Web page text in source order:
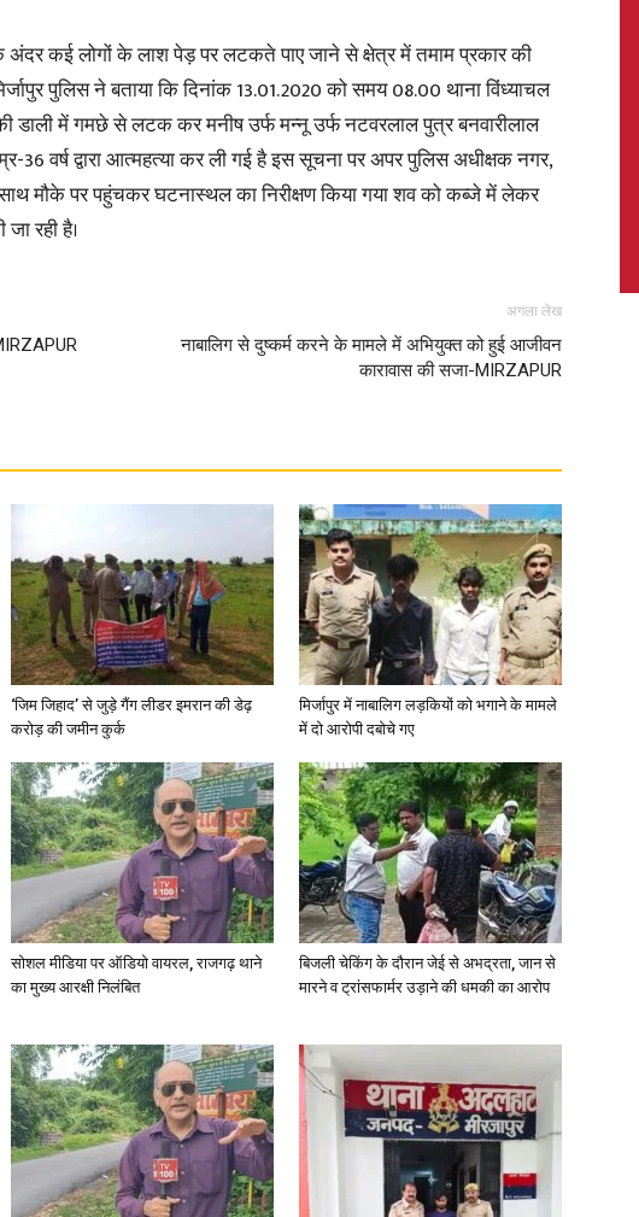
News,
in
Hindi,
Today
Hindi
अंदर कई लोगों के लाश पेड़ पर लटकते पाए जाने से क्षेत्र में तमाम प्रकार की
पुलिस ने बताया कि दिनांक 13.01.2020 को समय 08.00 थाना विंध्याचल
डाली में गमछे से लटक कर मनीष उर्फ मन्नू उर्फ नटवरलाल पुत्र बनवारीलाल
36 वर्ष द्वारा आत्महत्या कर ली गई है इस सूचना पर अपर पुलिस अधीक्षक नगर,
साथ मौके पर पहुंचकर घटनास्थल का निरीक्षण किया गया शव को कब्जे में लेकर
रही है।
अगला लेख
नाबालिग से दुष्कर्म करने के मामले में अभियुक्त को हुई आजीवन
कारावास की सजा-MIRZAPUR
‘जिम जिहाद’ से जुड़े गैंग लीडर इमरान की डेढ़
करोड़ की जमीन कुर्क
मिर्जापुर में नाबालिग लड़कियों को भगाने के मामले
में दो आरोपी दबोचे गए
सोशल मीडिया पर ऑडियो वायरल, राजगढ़ थाने
का मुख्य आरक्षी निलंबित
बिजली चेकिंग के दौरान जेई से अभद्रता, जान से
मारने व ट्रांसफार्मर उड़ाने की धमकी का आरोप